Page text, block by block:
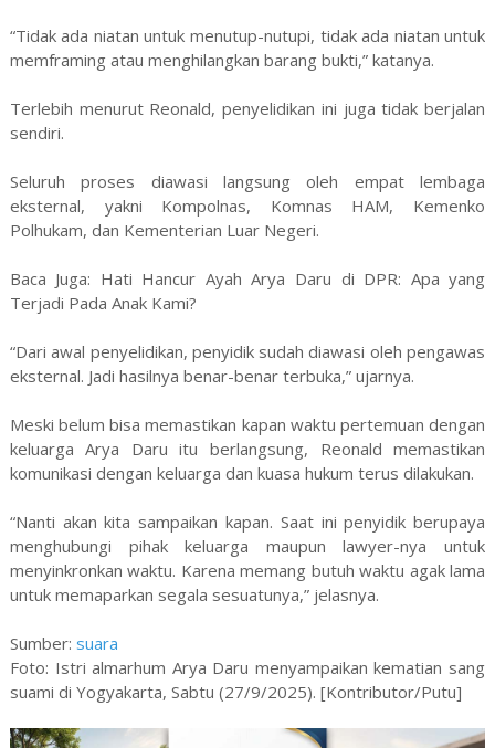
“Tidak ada niatan untuk menutup-nutupi, tidak ada niatan untuk
memframing atau menghilangkan barang bukti,” katanya.
Terlebih menurut Reonald, penyelidikan ini juga tidak berjalan
sendiri.
Seluruh proses diawasi langsung oleh empat lembaga
eksternal, yakni Kompolnas, Komnas HAM, Kemenko
Polhukam, dan Kementerian Luar Negeri.
Baca Juga: Hati Hancur Ayah Arya Daru di DPR: Apa yang
Terjadi Pada Anak Kami?
“Dari awal penyelidikan, penyidik sudah diawasi oleh pengawas
eksternal. Jadi hasilnya benar-benar terbuka,” ujarnya.
Meski belum bisa memastikan kapan waktu pertemuan dengan
keluarga Arya Daru itu berlangsung, Reonald memastikan
komunikasi dengan keluarga dan kuasa hukum terus dilakukan.
“Nanti akan kita sampaikan kapan. Saat ini penyidik berupaya
menghubungi pihak keluarga maupun lawyer-nya untuk
menyinkronkan waktu. Karena memang butuh waktu agak lama
untuk memaparkan segala sesuatunya,” jelasnya.
Sumber: suara
Foto: Istri almarhum Arya Daru menyampaikan kematian sang
suami di Yogyakarta, Sabtu (27/9/2025). [Kontributor/Putu]